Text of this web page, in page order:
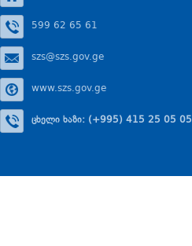
599 62 65 61
szs@szs.gov.ge
www.szs.gov.ge
ცხელი ხაზი: (+995) 415 25 05 05